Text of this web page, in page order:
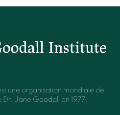
une organisation mondiale de
Jane Goodall en 1977.